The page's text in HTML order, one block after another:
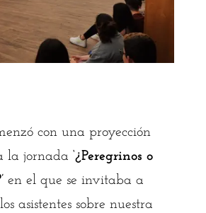
con una proyección
la jornada ‘¿Peregrinos o
en el que se invitaba a
asistentes sobre nuestra